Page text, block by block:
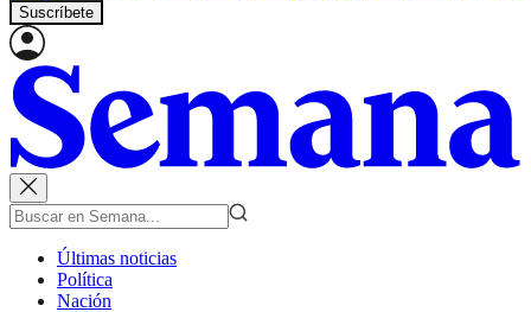
Suscríbete
Últimas noticias
Política
Nación